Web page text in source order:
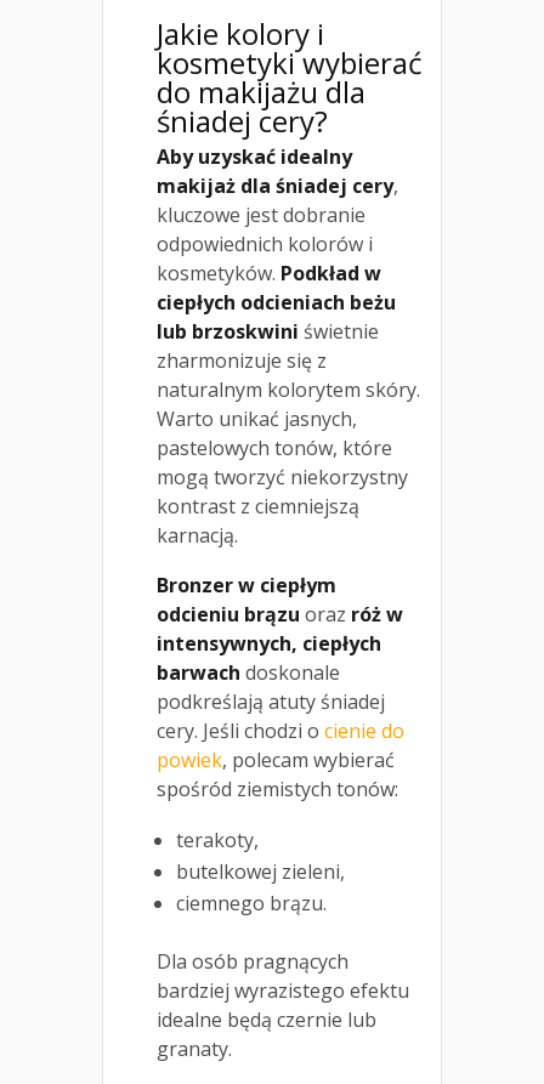
Jakie kolory i
kosmetyki wybierać
do makijażu dla
śniadej cery?
Aby uzyskać idealny
makijaż dla śniadej cery,
kluczowe jest dobranie
odpowiednich kolorów i
kosmetyków. Podkład w
ciepłych odcieniach beżu
lub brzoskwini świetnie
zharmonizuje się z
naturalnym kolorytem skóry.
Warto unikać jasnych,
pastelowych tonów, które
mogą tworzyć niekorzystny
kontrast z ciemniejszą
karnacją.
Bronzer w ciepłym
odcieniu brązu oraz róż w
intensywnych, ciepłych
barwach doskonale
podkreślają atuty śniadej
cery. Jeśli chodzi o cienie do
powiek, polecam wybierać
spośród ziemistych tonów:
terakoty,
butelkowej zieleni,
ciemnego brązu.
Dla osób pragnących
bardziej wyrazistego efektu
idealne będą czernie lub
granaty.